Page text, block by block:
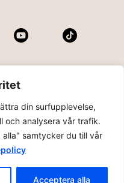
din surfupplevelse,
och analysera vår trafik.
samtycker du till vår
Acceptera alla
som innehas av
Patent- och
14 dagars ångerrätt.